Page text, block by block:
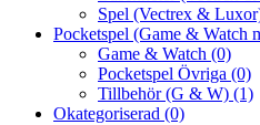
Spel (Vectrex &
Pocketspel (Game & Watch
Game & Watch (0)
Pocketspel Övriga (0)
Tillbehör (G & W) (1)
Okategoriserad (0)